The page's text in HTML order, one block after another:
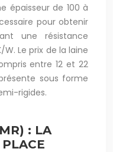
épaisseur de 100 à
pour obtenir
une résistance
W. Le prix de la laine
entre 12 et 22
sous forme
rigides.
: LA